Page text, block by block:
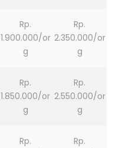
Rp.
1.900.000/or
g
Rp.
2.350.000/or
g
Rp.
1.850.000/or
g
Rp.
2.550.000/or
g
Rp.
Rp.